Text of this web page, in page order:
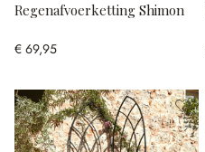
Regenafvoerketting Shimon
€ 69,95